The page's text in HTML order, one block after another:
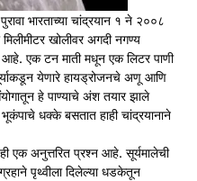
भारताच्या चांद्रयान १ ने २००८
मिलीमीटर खोलीवर अगदी नगण्य
एक टन माती मधून एक लिटर पाणी
येणारे हायड्रोजनचे अणू आणि
हे पाण्याचे अंश तयार झाले
धक्के बसतात हाही चांद्रयानाने
एक अनुत्तरित प्रश्न आहे. सूर्यमालेची
पृथ्वीला दिलेल्या धडकेतून